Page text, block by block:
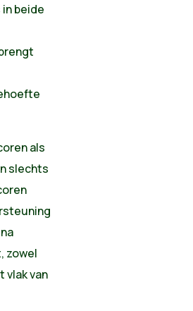
beide
als
slechts
zowel
vlak van